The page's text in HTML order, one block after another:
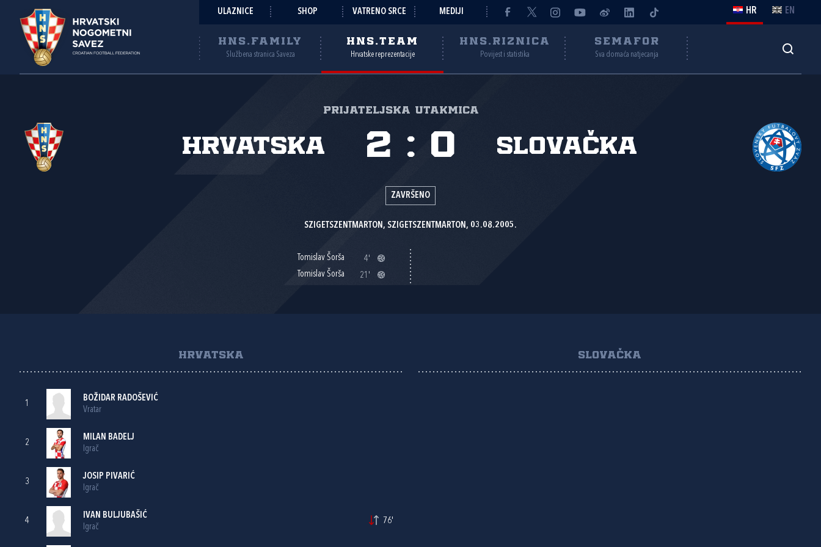
ULAZNICE SHOP VATRENO SRCE MEDIJI HR EN
HNS.FAMILY
Službena stranica Saveza
HNS.TEAM
Hrvatske reprezentacije
HNS.RIZNICA
Povijest i statistika
SEMAFOR
Sva domaća natjecanja
Prijateljska utakmica
Hrvatska Slovačka
2 : 0
ZAVRŠENO
SZIGETSZENTMARTON, SZIGETSZENTMARTON, 03.08.2005.
Tomislav Šorša
4'
Tomislav Šorša
21'
HRVATSKA
1
BOŽIDAR RADOŠEVIĆ
Vratar
2
MILAN BADELJ
Igrač
3
JOSIP PIVARIĆ
Igrač
4
IVAN BULJUBAŠIĆ
Igrač
76'
SLOVAČKA